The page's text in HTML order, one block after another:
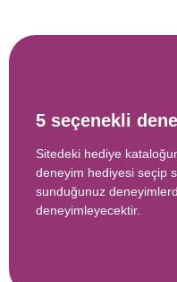
5 seçenekli
Sitedeki hediye
deneyim hediyesi seçip
sunduğunuz
deneyimleyecektir.